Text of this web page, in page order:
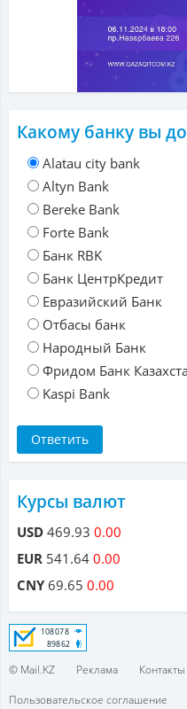
Какому банку вы
Alatau city bank
Altyn Bank
Bereke Bank
Forte Bank
Банк RBK
Банк ЦентрКредит
Евразийский Банк
Отбасы банк
Народный Банк
Фридом Банк
Kaspi Bank
Курсы валют
USD 469.93 0.00
EUR 541.64 0.00
CNY69.65 0.00
© Mail.KZ Реклама Контакты
Пользовательское соглашение